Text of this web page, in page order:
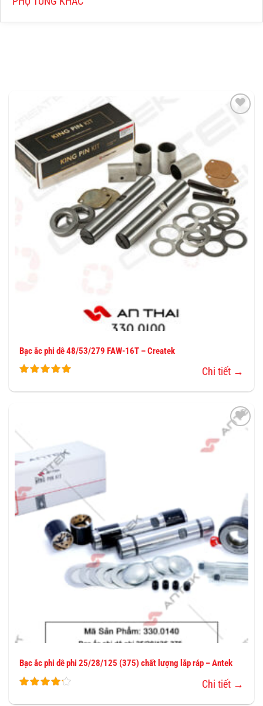
THÍCH
Bạc ắc phi dê 48/53/279 FAW-16T – Createk
Chi tiết →
THÊM
Bạc ắc phi dê phi 25/28/125 (375) chất lượng lắp ráp – Antek
Chi tiết →